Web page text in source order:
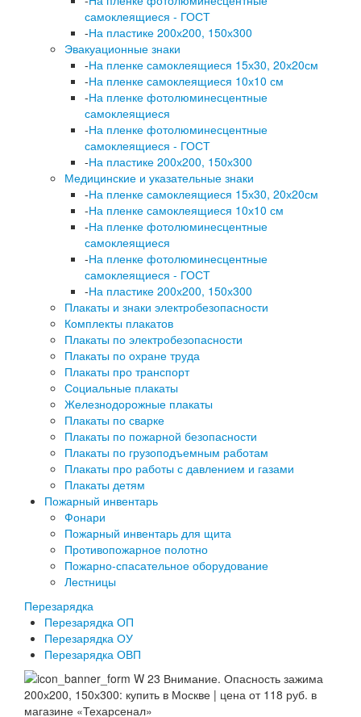
самоклеящиеся - ГОСТ
-На пластике 200х200, 150х300
Эвакуационные знаки
-На пленке самоклеящиеся 15х30, 20х20см
-На пленке самоклеящиеся 10х10 см
-На пленке фотолюминесцентные
самоклеящиеся
-На пленке фотолюминесцентные
самоклеящиеся - ГОСТ
-На пластике 200х200, 150х300
Медицинские и указательные знаки
-На пленке самоклеящиеся 15х30, 20х20см
-На пленке самоклеящиеся 10х10 см
-На пленке фотолюминесцентные
самоклеящиеся
-На пленке фотолюминесцентные
самоклеящиеся - ГОСТ
-На пластике 200х200, 150х300
Плакаты и знаки электробезопасности
Комплекты плакатов
Плакаты по электробезопасности
Плакаты по охране труда
Плакаты про транспорт
Социальные плакаты
Железнодорожные плакаты
Плакаты по сварке
Плакаты по пожарной безопасности
Плакаты по грузоподъемным работам
Плакаты про работы с давлением и газами
Плакаты детям
Пожарный инвентарь
Фонари
Пожарный инвентарь для щита
Противопожарное полотно
Пожарно-спасательное оборудование
Лестницы
Перезарядка
Перезарядка ОП
Перезарядка ОУ
Перезарядка ОВП